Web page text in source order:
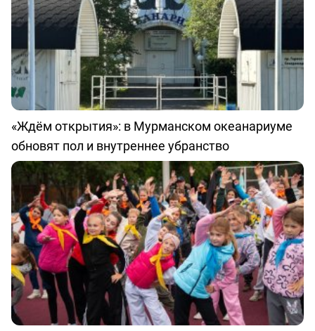
«Ждём открытия»: в Мурманском океанариуме
обновят пол и внутреннее убранство